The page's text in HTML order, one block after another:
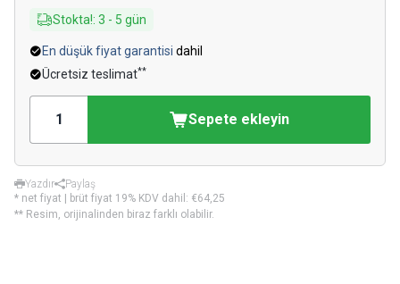
Stokta!: 3 - 5 gün
En düşük fiyat garantisi dahil
Ücretsiz teslimat**
Sepete ekleyin
Yazdır
Paylaş
* net fiyat | brüt fiyat 19% KDV dahil: €64,25
** Resim, orijinalinden biraz farklı olabilir.